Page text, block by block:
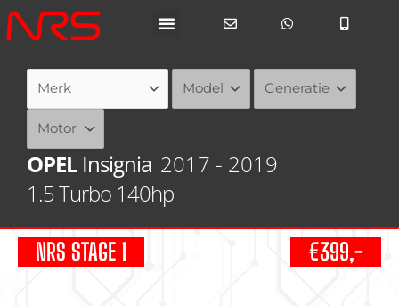
Ga
naar
OPEL Insignia 2017 - 2019
1.5 Turbo 140hp
NRS STAGE 1 €399,-